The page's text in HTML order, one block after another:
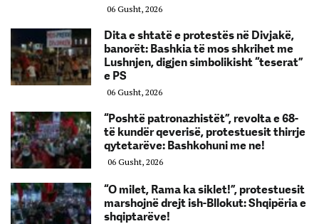
06 Gusht, 2026
Dita e shtatë e protestës në Divjakë,
banorët: Bashkia të mos shkrihet me
Lushnjen, digjen simbolikisht “teserat”
e PS
06 Gusht, 2026
“Poshtë patronazhistët”, revolta e 68-
të kundër qeverisë, protestuesit thirrje
qytetarëve: Bashkohuni me ne!
06 Gusht, 2026
“O milet, Rama ka siklet!”, protestuesit
marshojnë drejt ish-Bllokut: Shqipëria e
shqiptarëve!